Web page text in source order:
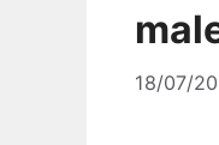
18/07/